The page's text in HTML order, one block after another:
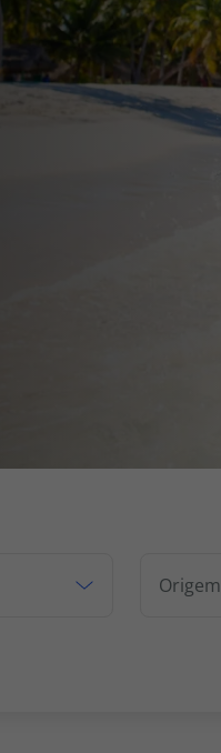
Promoções
Especialistas
Origem